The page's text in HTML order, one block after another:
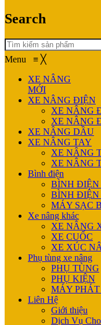
Search
Menu ≡ ╳
XE NÂNG
MỚI
XE NÂNG ĐIỆN
XE NÂNG
XE NÂNG
XE NÂNG DẦU
XE NÂNG TAY
XE NÂNG
XE NÂNG
Bình điện
BÌNH ĐIỆN
BÌNH
MÁY SẠC
Xe nâng khác
XE NÂNG
XE CUỐC
XE XÚC
Phụ tùng xe nâng
PHỤ TÙNG
PHỤ KIỆN
MÁY
Liên Hệ
Giới thiệu
Dịch Vụ